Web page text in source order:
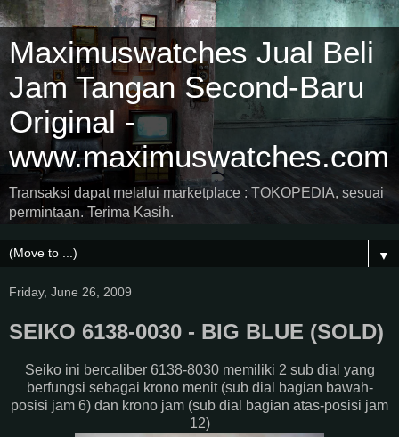
Maximuswatches Jual Beli
Jam Tangan Second-Baru
Original -
www.maximuswatches.com
Transaksi dapat melalui marketplace : TOKOPEDIA, sesuai
permintaan. Terima Kasih.
▼
Friday, June 26, 2009
SEIKO 6138-0030 - BIG BLUE (SOLD)
Seiko ini bercaliber 6138-8030 memiliki 2 sub dial yang
berfungsi sebagai krono menit (sub dial bagian bawah-
posisi jam 6) dan krono jam (sub dial bagian atas-posisi jam
12)